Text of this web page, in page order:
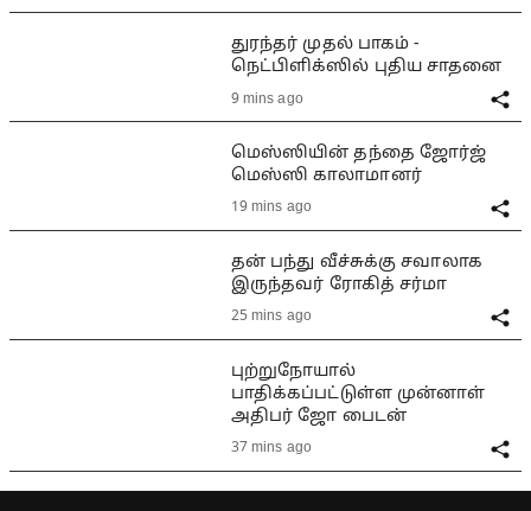
துரந்தர் முதல் பாகம் -
நெட்பிளிக்ஸில் புதிய சாதனை
9 mins ago
மெஸ்ஸியின் தந்தை ஜோர்ஜ்
மெஸ்ஸி காலாமானர்
19 mins ago
தன் பந்து வீச்சுக்கு சவாலாக
இருந்தவர் ரோகித் சர்மா
25 mins ago
புற்றுநோயால்
பாதிக்கப்பட்டுள்ள முன்னாள்
அதிபர் ஜோ பைடன்
37 mins ago